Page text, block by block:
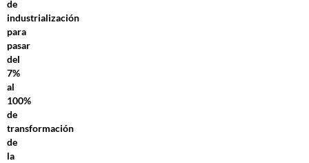
de
industrialización
para
pasar
del
7%
al
100%
de
transformación
de
la